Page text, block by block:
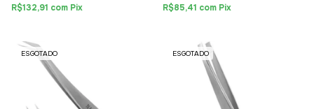
R$132,91 com Pix R$85,41 com Pix
ESGOTADO ESGOTADO